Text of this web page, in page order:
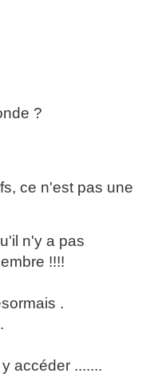
?
ce n'est pas une
n'y a pas
!!!!
.
accéder .......